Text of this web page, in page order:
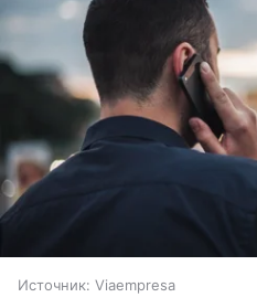
Источник: Viaempresa